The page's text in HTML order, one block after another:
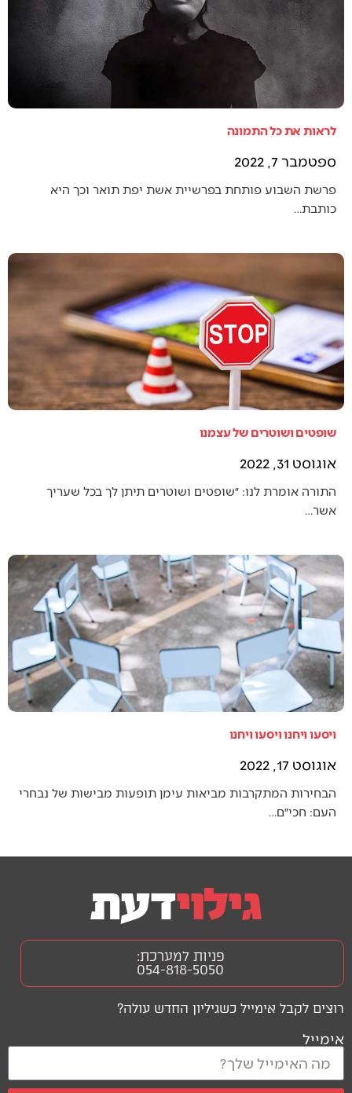
לראות את כל התמונה
ספטמבר 7, 2022
פרשת השבוע פותחת בפרשיית אשת יפת תואר וכך היא
כותבת…
שופטים ושוטרים של עצמנו
אוגוסט 31, 2022
התורה אומרת לנו: ״שופטים ושוטרים תיתן לך בכל שעריך
אשר…
ויסעו ויחנו ויסעו ויחנו
אוגוסט 17, 2022
הבחירות המתקרבות מביאות עימן תופעות מבישות של נבחרי
העם: חכי״ם…
רוצים לקבל אימייל כשגיליון החדש עולה?
אימייל
פניות למערכת:
054-818-5050